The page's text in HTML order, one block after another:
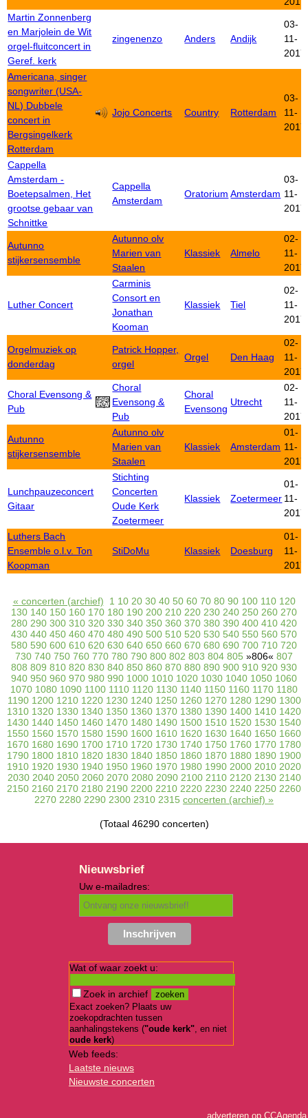
Martin Zonnenberg
en Marjolein de Wit
orgel-fluitconcert in
Geref. kerk
zingenenzo Anders Andijk
03-
11-
2017
Americana, singer
songwriter (USA-
NL) Dubbele
concert in
Bergsingelkerk
Rotterdam
Jojo Concerts Country Rotterdam
03-
11-
2017
Cappella
Amsterdam -
Boetepsalmen, Het
grootse gebaar van
Schnittke
Cappella
Amsterdam
Oratorium Amsterdam
03-
11-
2017
Autunno
stijkersensemble
Autunno olv
Marien van
Staalen
Klassiek Almelo
02-
11-
2017
Luther Concert
Carminis
Consort en
Jonathan
Kooman
Klassiek Tiel
02-
11-
2017
Orgelmuziek op
donderdag
Patrick Hopper,
orgel
Orgel Den Haag
02-
11-
2017
Choral Evensong &
Pub
Choral
Evensong &
Pub
Choral
Evensong
Utrecht
02-
11-
2017
Autunno
stijkersensemble
Autunno olv
Marien van
Staalen
Klassiek Amsterdam
01-
11-
2017
Lunchpauzeconcert
Gitaar
Stichting
Concerten
Oude Kerk
Zoetermeer
Klassiek Zoetermeer
01-
11-
2017
Luthers Bach
Ensemble o.l.v. Ton
Koopman
StiDoMu Klassiek Doesburg
01-
11-
2017
« concerten (archief) 1 10 20 30 40 50 60 70 80 90 100 110 120
130 140 150 160 170 180 190 200 210 220 230 240 250 260 270
280 290 300 310 320 330 340 350 360 370 380 390 400 410 420
430 440 450 460 470 480 490 500 510 520 530 540 550 560 570
580 590 600 610 620 630 640 650 660 670 680 690 700 710 720
730 740 750 760 770 780 790 800 802 803 804 805 »806« 807
808 809 810 820 830 840 850 860 870 880 890 900 910 920 930
940 950 960 970 980 990 1000 1010 1020 1030 1040 1050 1060
1070 1080 1090 1100 1110 1120 1130 1140 1150 1160 1170 1180
1190 1200 1210 1220 1230 1240 1250 1260 1270 1280 1290 1300
1310 1320 1330 1340 1350 1360 1370 1380 1390 1400 1410 1420
1430 1440 1450 1460 1470 1480 1490 1500 1510 1520 1530 1540
1550 1560 1570 1580 1590 1600 1610 1620 1630 1640 1650 1660
1670 1680 1690 1700 1710 1720 1730 1740 1750 1760 1770 1780
1790 1800 1810 1820 1830 1840 1850 1860 1870 1880 1890 1900
1910 1920 1930 1940 1950 1960 1970 1980 1990 2000 2010 2020
2030 2040 2050 2060 2070 2080 2090 2100 2110 2120 2130 2140
2150 2160 2170 2180 2190 2200 2210 2220 2230 2240 2250 2260
2270 2280 2290 2300 2310 2315 concerten (archief) »
(Totaal 46290 concerten)
Nieuwsbrief
Uw e-mailadres:
Wat of waar zoekt u:
Zoek in archief
Exact zoeken? Plaats uw
zoekopdrachten tussen
aanhalingstekens ("oude kerk", en niet
oude kerk)
Web feeds:
Laatste nieuws
Nieuwste concerten
adverteren op CCAgenda